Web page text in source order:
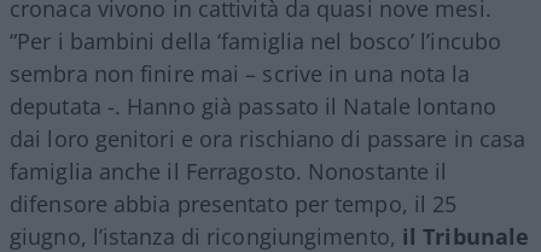
cronaca vivono in cattività da quasi nove mesi.
“Per i bambini della ‘famiglia nel bosco’ l’incubo
sembra non finire mai – scrive in una nota la
deputata -. Hanno già passato il Natale lontano
dai loro genitori e ora rischiano di passare in casa
famiglia anche il Ferragosto. Nonostante il
difensore abbia presentato per tempo, il 25
giugno, l’istanza di ricongiungimento, il Tribunale